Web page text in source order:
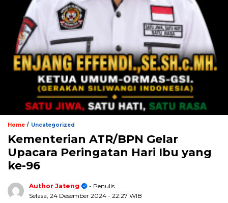
Home / Uncategorized
Kementerian ATR/BPN Gelar
Upacara Peringatan Hari Ibu yang
ke-96
Author Jateng
- Penulis
Selasa, 24 Desember 2024 - 22:27 WIB